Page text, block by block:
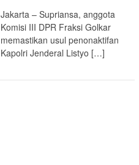
Jakarta – Supriansa, anggota
Komisi III DPR Fraksi Golkar
memastikan usul penonaktifan
Kapolri Jenderal Listyo […]